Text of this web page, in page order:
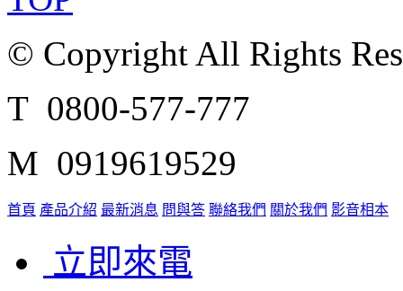
© Copyright All Rights
T 0800-577-777
M 0919619529
首頁 產品介紹 最新消息 問與答 聯絡我們 關於我們 影音相本
立即來電